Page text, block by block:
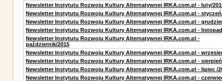
Newsletter Instytutu Rozwoju Kultury Alternatywnej IRKA.com.pl - luty/
Newsletter Instytutu Rozwoju Kultury Alternatywnej IRKA.com.pl -
Newsletter Instytutu Rozwoju Kultury Alternatywnej IRKA.com.pl -
Newsletter Instytutu Rozwoju Kultury Alternatywnej IRKA.com.pl -
Newsletter Instytutu Rozwoju Kultury Alternatywnej IRKA.com.pl -
październik/2015
Newsletter Instytutu Rozwoju Kultury Alternatywnej IRKA.com.pl -
Newsletter Instytutu Rozwoju Kultury Alternatywnej IRKA.com.pl -
Newsletter Instytutu Rozwoju Kultury Alternatywnej IRKA.com.pl - lipiec /
Newsletter Instytutu Rozwoju Kultury Alternatywnej IRKA.com.pl -